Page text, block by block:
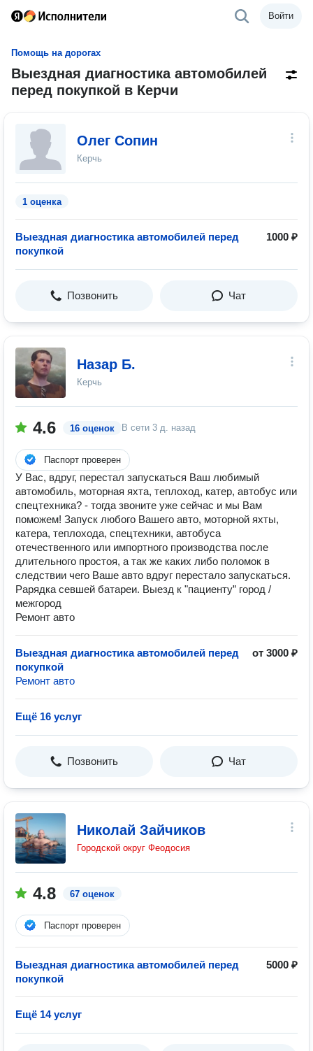
Войти
Помощь на дорогах
Выездная диагностика автомобилей
перед покупкой в Керчи
Олег Сопин
Керчь
1 оценка
Выездная диагностика автомобилей перед
покупкой
1000 ₽
Позвонить Чат
Назар Б.
Керчь
4.6 16 оценок В сети 3 д. назад
Паспорт проверен
У Вас, вдруг, перестал запускаться Ваш любимый
автомобиль, моторная яхта, теплоход, катер, автобус или
спецтехника? - тогда звоните уже сейчас и мы Вам
поможем! Запуск любого Вашего авто, моторной яхты,
катера, теплохода, спецтехники, автобуса
отечественного или импортного производства после
длительного простоя, а так же каких либо поломок в
следствии чего Ваше авто вдруг перестало запускаться.
Pарядка севшей батареи. Выезд к "пациенту” город /
межгород
Ремонт авто
Выездная диагностика автомобилей перед
покупкой
от 3000 ₽
Ремонт авто
Ещё 16 услуг
Позвонить Чат
Николай Зайчиков
Городской округ Феодосия
4.8 67 оценок
Паспорт проверен
Выездная диагностика автомобилей перед
покупкой
5000 ₽
Ещё 14 услуг